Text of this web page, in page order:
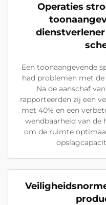
Operaties
Een toonaangevende
had problemen met
Na de aanschaf
rapporteerden zij een
met 40% en een
wendbaarheid van de
om de ruimte